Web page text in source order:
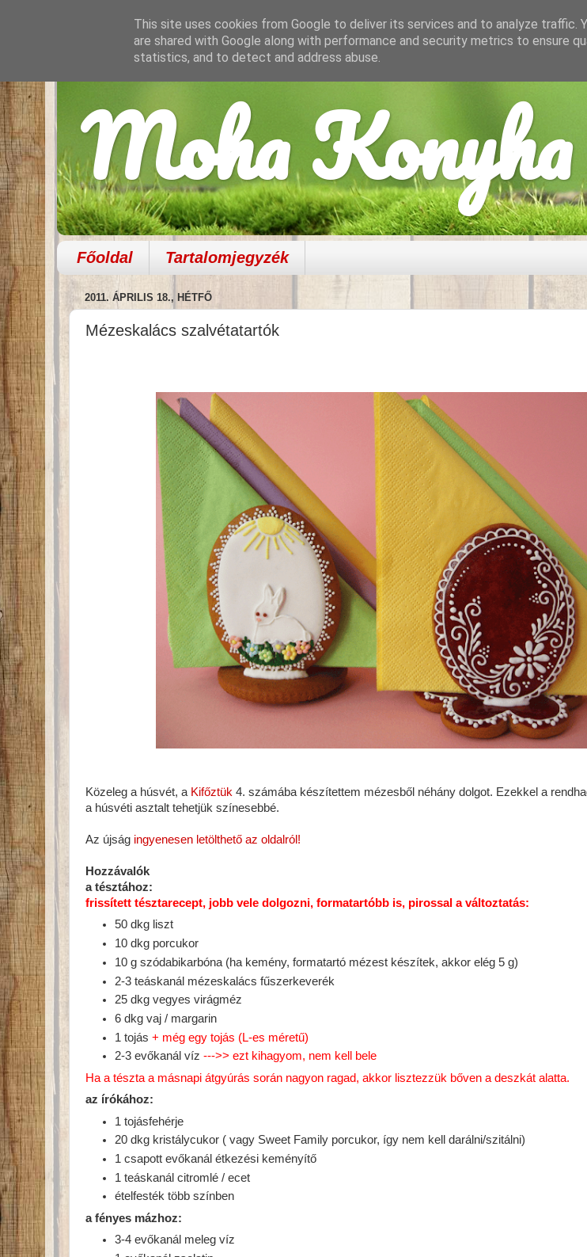
Moha Konyha
Főoldal Tartalomjegyzék
2011. ÁPRILIS 18., HÉTFŐ
Mézeskalács szalvétatartók
Közeleg a húsvét, a Kifőztük 4. számába készítettem mézesből néhány dolgot. Ezekkel a
a húsvéti asztalt tehetjük színesebbé.
Az újság ingyenesen letölthető az oldalról!
Hozzávalók
a tésztához:
frissített tésztarecept, jobb vele dolgozni, formatartóbb is, pirossal a változtatás:
50 dkg liszt
10 dkg porcukor
10 g szódabikarbóna (ha kemény, formatartó mézest készítek, akkor elég 5 g)
2-3 teáskanál mézeskalács fűszerkeverék
25 dkg vegyes virágméz
6 dkg vaj / margarin
1 tojás+ még egy tojás (L-es méretű)
2-3 evőkanál víz--->> ezt kihagyom, nem kell bele
Ha a tészta a másnapi átgyúrás során nagyon ragad, akkor lisztezzük bőven a deszkát alatta.
az írókához:
1 tojásfehérje
20 dkg kristálycukor ( vagy Sweet Family porcukor, így nem kell darálni/szitálni)
1 csapott evőkanál étkezési keményítő
1 teáskanál citromlé / ecet
ételfesték több színben
a fényes mázhoz:
3-4 evőkanál meleg víz
This site uses cookies from Google to deliver its services and to analyze traffic.
are shared with Google along with performance and security metrics to ensure
statistics, and to detect and address abuse.